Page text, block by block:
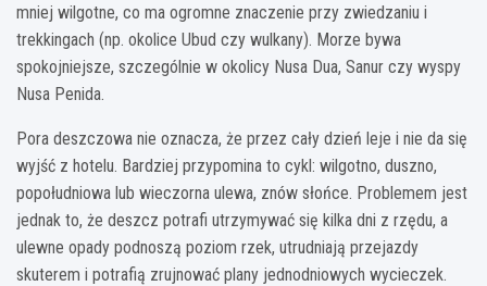
mniej wilgotne, co ma ogromne znaczenie przy zwiedzaniu i
trekkingach (np. okolice Ubud czy wulkany). Morze bywa
spokojniejsze, szczególnie w okolicy Nusa Dua, Sanur czy wyspy
Nusa Penida.
Pora deszczowa nie oznacza, że przez cały dzień leje i nie da się
wyjść z hotelu. Bardziej przypomina to cykl: wilgotno, duszno,
popołudniowa lub wieczorna ulewa, znów słońce. Problemem jest
jednak to, że deszcz potrafi utrzymywać się kilka dni z rzędu, a
ulewne opady podnoszą poziom rzek, utrudniają przejazdy
skuterem i potrafią zrujnować plany jednodniowych wycieczek.